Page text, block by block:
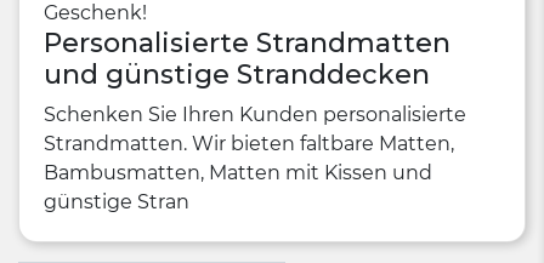
Geschenk!
Personalisierte Strandmatten
und günstige Stranddecken
Schenken Sie Ihren Kunden personalisierte
Strandmatten. Wir bieten faltbare Matten,
Bambusmatten, Matten mit Kissen und
günstige Stran